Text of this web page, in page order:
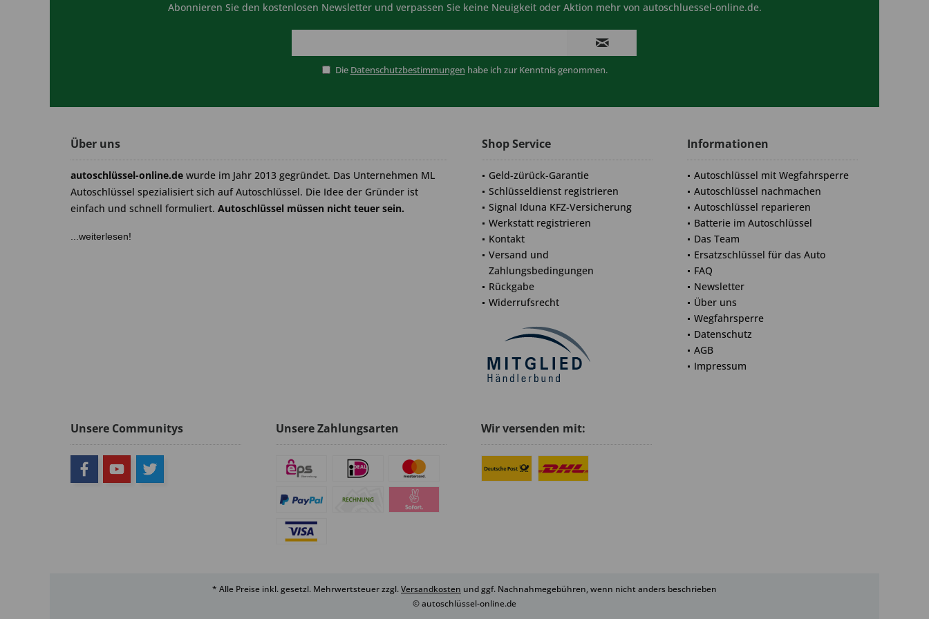
Abonnieren Sie den kostenlosen Newsletter und verpassen Sie keine Neuigkeit oder Aktion mehr von autoschluessel-online.de.
Die Datenschutzbestimmungen habe ich zur Kenntnis genommen.
Über uns
autoschlüssel-online.de wurde im Jahr 2013 gegründet. Das Unternehmen ML
Autoschlüssel spezialisiert sich auf Autoschlüssel. Die Idee der Gründer ist
einfach und schnell formuliert. Autoschlüssel müssen nicht teuer sein.
...weiterlesen!
Shop Service
Geld-zürück-Garantie
Schlüsseldienst registrieren
Signal Iduna KFZ-Versicherung
Werkstatt registrieren
Kontakt
Versand und
Zahlungsbedingungen
Rückgabe
Widerrufsrecht
Informationen
Autoschlüssel mit Wegfahrsperre
Autoschlüssel nachmachen
Autoschlüssel reparieren
Batterie im Autoschlüssel
Das Team
Ersatzschlüssel für das Auto
FAQ
Newsletter
Über uns
Wegfahrsperre
Datenschutz
AGB
Impressum
Unsere Communitys Unsere Zahlungsarten Wir versenden mit:
* Alle Preise inkl. gesetzl. Mehrwertsteuer zzgl.Versandkosten und ggf. Nachnahmegebühren, wenn nicht anders beschrieben
© autoschlüssel-online.de